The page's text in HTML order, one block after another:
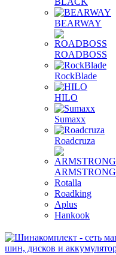
BEARWAY
ROADBOSS
RockBlade
HILO
Sumaxx
Roadcruza
ARMSTRONG
Rotalla
Roadking
Aplus
Hankook